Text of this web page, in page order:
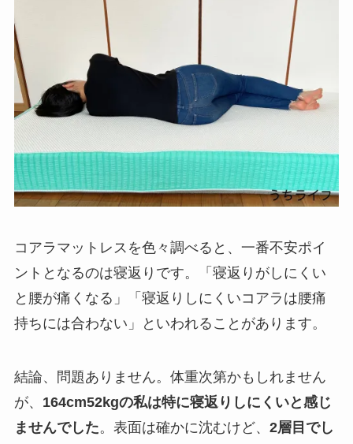
コアラマットレスを色々調べると、一番不安ポイ
ントとなるのは寝返りです。「寝返りがしにくい
と腰が痛くなる」「寝返りしにくいコアラは腰痛
持ちには合わない」といわれることがあります。
結論、問題ありません。体重次第かもしれません
が、 164cm52kgの私は特に寝返りしにくいと感じ
ませんでした。表面は確かに沈むけど、 2層目でし